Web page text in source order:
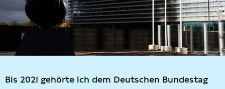
Bis 2021 gehörte ich dem Deutschen Bundestag